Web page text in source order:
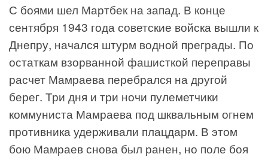
С боями шел Мартбек на запад. В конце
сентября 1943 года советские войска вышли к
Днепру, начался штурм водной преграды. По
остаткам взорванной фашисткой переправы
расчет Мамраева перебрался на другой
берег. Три дня и три ночи пулеметчики
коммуниста Мамраева под шквальным огнем
противника удерживали плацдарм. В этом
бою Мамраев снова был ранен, но поле боя